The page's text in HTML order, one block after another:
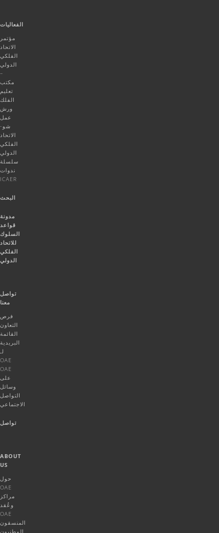
الفعاليات
مؤتمر
الاتحاد
الفلكي
الدولي
–
مكتب
تعليم
الفلك
ورش
عمل
شو-
الاتحاد
الفلكي
الدولي
سلسلة
ندوات
ICAER
البحث
مدونة
قواعد
السلوك
للاتحاد
الفلكي
الدولي
تواصل
معنا
فرص
التعاون
القائمة
البريدية
لـ
OAE
OAE
على
وسائل
التواصل
الاجتماعي
تواصل
ABOUT
US
حول
OAE
مراكز
وعُقد
OAE
المنسقون
الوطنيون